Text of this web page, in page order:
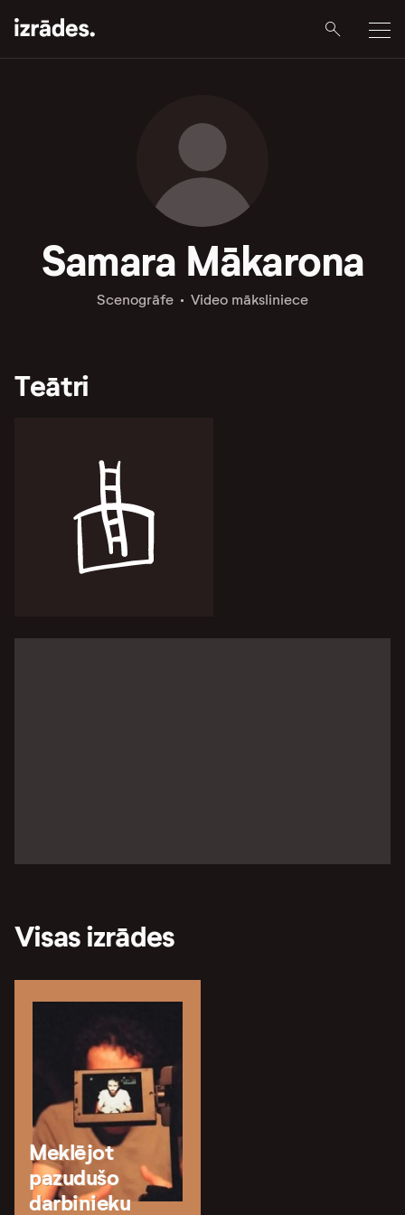
Samara Mākarona
Scenogrāfe Video māksliniece
Teātri
Visas izrādes
Meklējot
pazudušo
darbinieku